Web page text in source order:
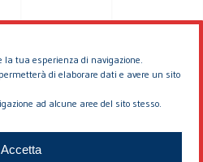
tua esperienza di navigazione.
di elaborare dati e avere un sito
ad alcune aree del sito stesso.
Accetta
EDDYBURG